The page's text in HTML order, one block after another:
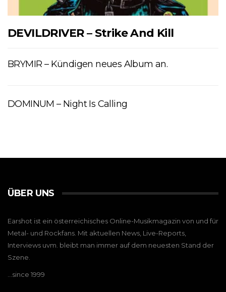
DEVILDRIVER – Strike And Kill
BRYMIR – Kündigen neues Album an.
DOMINUM – Night Is Calling
ÜBER UNS
Earshot ist ein österreichisches Online-Musikmagazin von und für
Metal- und Rockfans. Mit aktuellen News, Live-Reports,
Interviews uvm. bleibt man immer auf dem neuesten Stand der
Szene.
…since 1999